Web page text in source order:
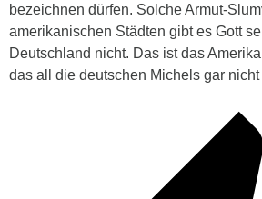
bezeichnen dürfen. Solche Armut-
amerikanischen Städten gibt es Gott
Deutschland nicht. Das ist das
das all die deutschen Michels gar nicht